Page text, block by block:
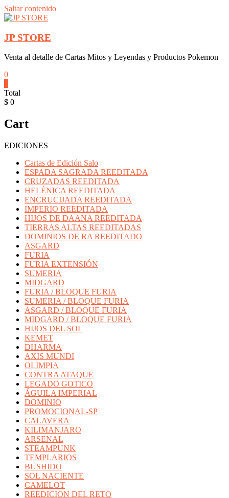
Saltar contenido
JP STORE
Venta al detalle de Cartas Mitos y Leyendas y Productos Pokemon
0
Total
$ 0
Cart
EDICIONES
Cartas de Edición Salo
ESPADA SAGRADA REEDITADA
CRUZADAS REEDITADA
HELÉNICA REEDITADA
ENCRUCIJADA REEDITADA
IMPERIO REEDITADA
HIJOS DE DAANA REEDITADA
TIERRAS ALTAS REEDITADAS
DOMINIOS DE RA REEDITADO
ASGARD
FURIA
FURIA EXTENSIÓN
SUMERIA
MIDGARD
FURIA / BLOQUE FURIA
SUMERIA / BLOQUE FURIA
ASGARD / BLOQUE FURIA
MIDGARD / BLOQUE FURIA
HIJOS DEL SOL
KEMET
DHARMA
AXIS MUNDI
OLIMPIA
CONTRA ATAQUE
LEGADO GOTICO
ÁGUILA IMPERIAL
DOMINIO
PROMOCIONAL-SP
CALAVERA
KILIMANJARO
ARSENAL
STEAMPUNK
TEMPLARIOS
BUSHIDO
SOL NACIENTE
CAMELOT
REEDICION DEL RETO